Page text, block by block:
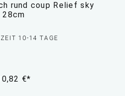
rund coup Relief sky
28cm
10-14 TAGE
€*